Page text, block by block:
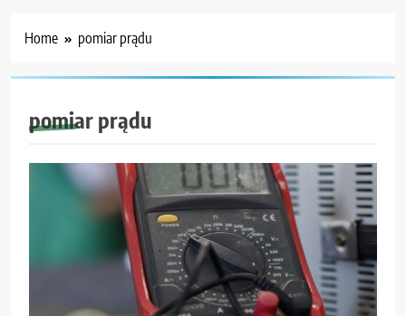
Home pomiar prądu
pomiar prądu